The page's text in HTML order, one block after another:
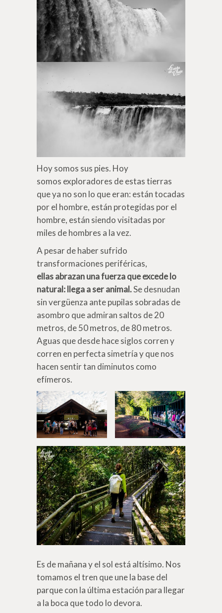
Hoy somos sus pies. Hoy
somos exploradores de estas tierras
que ya no son lo que eran: están tocadas
por el hombre, están protegidas por el
hombre, están siendo visitadas por
miles de hombres a la vez.
A pesar de haber sufrido
transformaciones periféricas,
ellas abrazan una fuerza que excede lo
natural: llega a ser animal.Se desnudan
sin vergüenza ante pupilas sobradas de
asombro que admiran saltos de 20
metros, de 50 metros, de 80 metros.
Aguas que desde hace siglos corren y
corren en perfecta simetría y que nos
hacen sentir tan diminutos como
efímeros.
Es de mañana y el sol está altísimo. Nos
tomamos el tren que une la base del
parque con la última estación para llegar
a la boca que todo lo devora.